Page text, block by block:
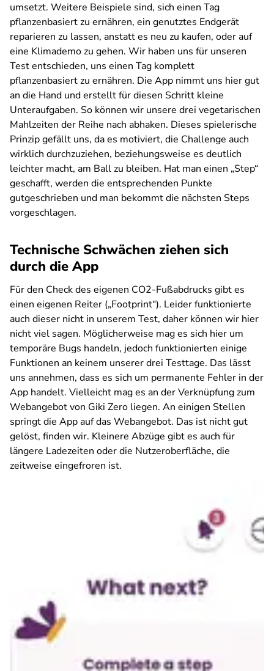
umsetzt. Weitere Beispiele sind, sich einen Tag
pflanzenbasiert zu ernähren, ein genutztes Endgerät
reparieren zu lassen, anstatt es neu zu kaufen, oder auf
eine Klimademo zu gehen. Wir haben uns für unseren
Test entschieden, uns einen Tag komplett
pflanzenbasiert zu ernähren. Die App nimmt uns hier gut
an die Hand und erstellt für diesen Schritt kleine
Unteraufgaben. So können wir unsere drei vegetarischen
Mahlzeiten der Reihe nach abhaken. Dieses spielerische
Prinzip gefällt uns, da es motiviert, die Challenge auch
wirklich durchzuziehen, beziehungsweise es deutlich
leichter macht, am Ball zu bleiben. Hat man einen „Step“
geschafft, werden die entsprechenden Punkte
gutgeschrieben und man bekommt die nächsten Steps
vorgeschlagen.
Technische Schwächen ziehen sich
durch die App
Für den Check des eigenen CO2-Fußabdrucks gibt es
einen eigenen Reiter („Footprint“). Leider funktionierte
auch dieser nicht in unserem Test, daher können wir hier
nicht viel sagen. Möglicherweise mag es sich hier um
temporäre Bugs handeln, jedoch funktionierten einige
Funktionen an keinem unserer drei Testtage. Das lässt
uns annehmen, dass es sich um permanente Fehler in der
App handelt. Vielleicht mag es an der Verknüpfung zum
Webangebot von Giki Zero liegen. An einigen Stellen
springt die App auf das Webangebot. Das ist nicht gut
gelöst, finden wir. Kleinere Abzüge gibt es auch für
längere Ladezeiten oder die Nutzeroberfläche, die
zeitweise eingefroren ist.